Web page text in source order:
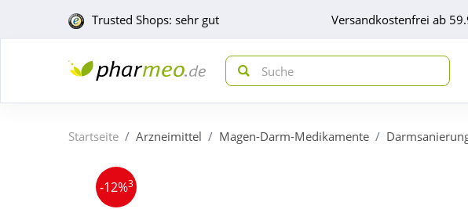
Trusted Shops: sehr gut Versandkostenfrei ab
Startseite Arzneimittel Magen-Darm-Medikamente
-12%3